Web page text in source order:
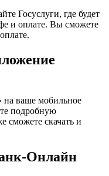
Госуслуги, где будет
и оплате. Вы сможете
на ваше мобильное
подробную
сможете скачать и
Онлайн